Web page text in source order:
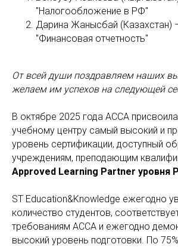
"Налогообложение в РФ"
Дарина Жанысбай (Казахстан)
"Финансовая отчетность"
От всей души поздравляем наших
желаем им успехов на следующей
В октябре 2025 года ACCA
учебному центру самый высокий и
уровень сертификации, доступный
учреждениям, преподающим
Approved Learning Partner уровня
ST Education&Knowledge ежегодно
количество студентов,
требованиям ACCA и ежегодно
высокий уровень подготовки. По